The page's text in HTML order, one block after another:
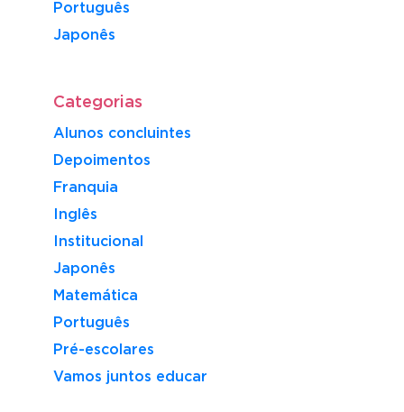
Português
​Japonês
Categorias
Alunos concluintes
Depoimentos
Franquia
Inglês
Institucional
Japonês
Matemática
Português
Pré-escolares
Vamos juntos educar